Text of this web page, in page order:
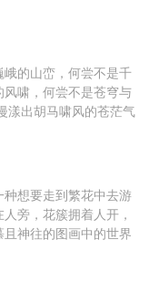
的山峦，何尝不是千
啸，何尝不是苍穹与
出胡马啸风的苍茫气
想要走到繁花中去游
旁，花簇拥着人开，
神往的图画中的世界